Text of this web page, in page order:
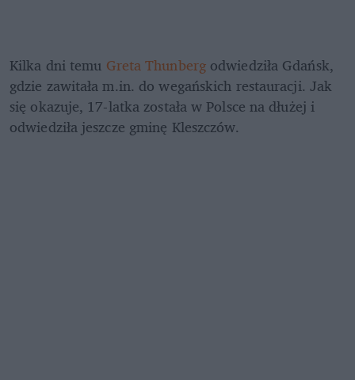
Kilka dni temu Greta Thunberg odwiedziła Gdańsk,
gdzie zawitała m.in. do wegańskich restauracji. Jak
się okazuje, 17-latka została w Polsce na dłużej i
odwiedziła jeszcze gminę Kleszczów.